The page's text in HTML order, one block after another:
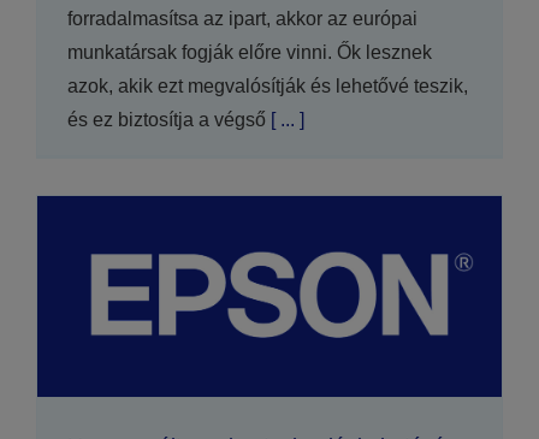
forradalmasítsa az ipart, akkor az európai
munkatársak fogják előre vinni. Ők lesznek
azok, akik ezt megvalósítják és lehetővé teszik,
és ez biztosítja a végső [ ... ]